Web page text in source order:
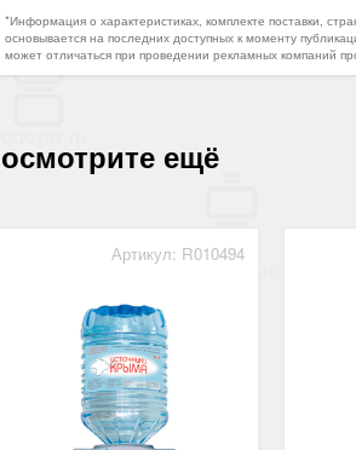
*Информация о характеристиках, комплекте поставки,
основывается на последних доступных к моменту
может отличаться при проведении рекламных компаний
ещё
Артикул: R010494